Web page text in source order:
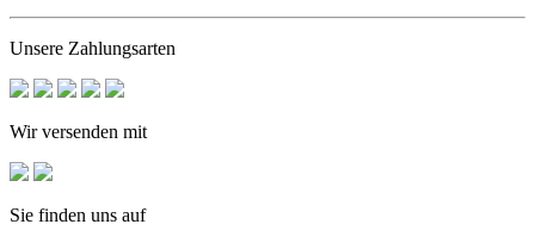
Unsere Zahlungsarten
Wir versenden mit
Sie finden uns auf